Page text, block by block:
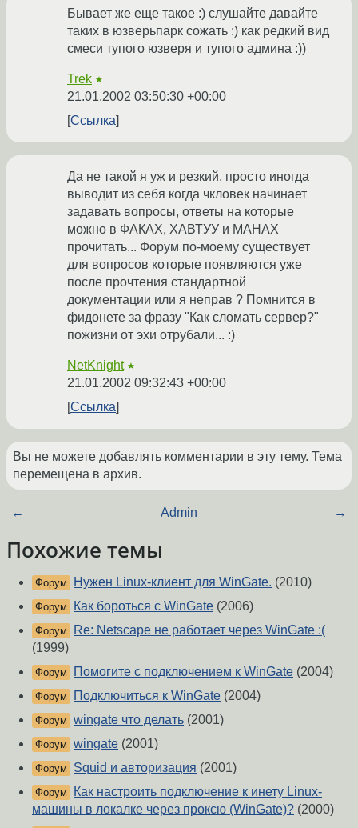
Бывает же еще такое :) слушайте давайте
таких в юзверьпарк сожать :) как редкий вид
смеси тупого юзверя и тупого админа :))
Trek ★
21.01.2002 03:50:30 +00:00
Ссылка
Да не такой я уж и резкий, просто иногда
выводит из себя когда чкловек начинает
задавать вопросы, ответы на которые
можно в ФАКАХ, ХАВТУУ и МАНАХ
прочитать... Форум по-моему существует
для вопросов которые появляются уже
после прочтения стандартной
документации или я неправ ? Помнится в
фидонете за фразу "Как сломать сервер?"
пожизни от эхи отрубали... :)
NetKnight ★
21.01.2002 09:32:43 +00:00
Ссылка
Вы не можете добавлять комментарии в эту тему. Тема
перемещена в архив.
← Admin →
Похожие темы
Форум Нужен Linux-клиент для WinGate. (2010)
Форум Как бороться с WinGate (2006)
Форум
Re: Netscape не работает через WinGate :(
(1999)
Форум Помогите с подключением к WinGate (2004)
Форум Подключиться к WinGate (2004)
Форум wingate что делать (2001)
Форум wingate (2001)
Форум Squid и авторизация (2001)
Форум
Как настроить подключение к инету Linux-
машины в локалке через проксю (WinGate)? (2000)